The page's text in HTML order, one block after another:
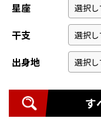
星座
干支
出身地
す